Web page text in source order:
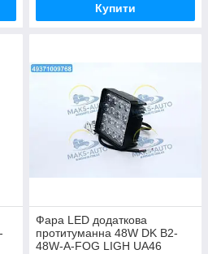
Купити
Фара LED додаткова
протитуманна 48W DK B2-
48W-A-FOG LIGH UA46